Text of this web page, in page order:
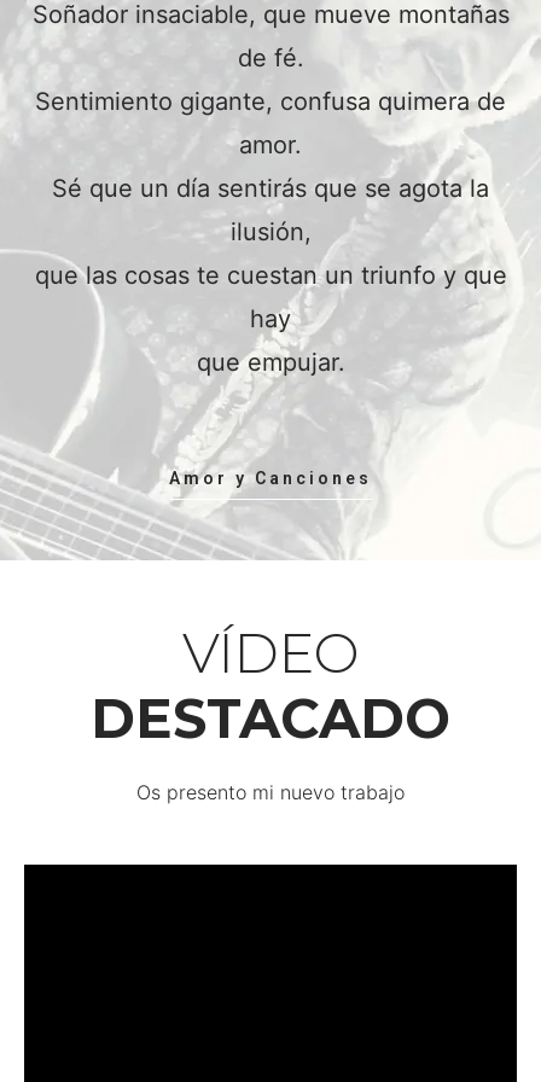
Soñador insaciable, que mueve montañas
de fé.
Sentimiento gigante, confusa quimera de
amor.
Sé que un día sentirás que se agota la
ilusión,
que las cosas te cuestan un triunfo y que
hay
que empujar.
Amor y Canciones
VÍDEO
DESTACADO
Os presento mi nuevo trabajo